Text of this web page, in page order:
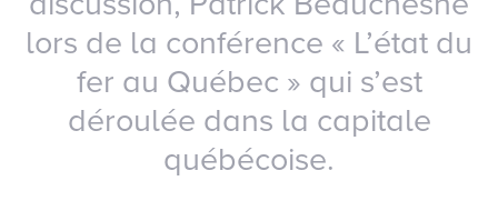
lors de la conférence « L’état du
fer au Québec » qui s’est
déroulée dans la capitale
québécoise.